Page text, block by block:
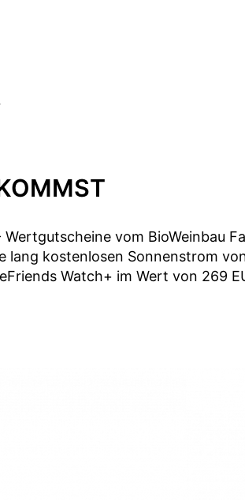
Wertgutscheine vom BioWeinbau
lang kostenlosen Sonnenstrom
Watch+ im Wert von 269